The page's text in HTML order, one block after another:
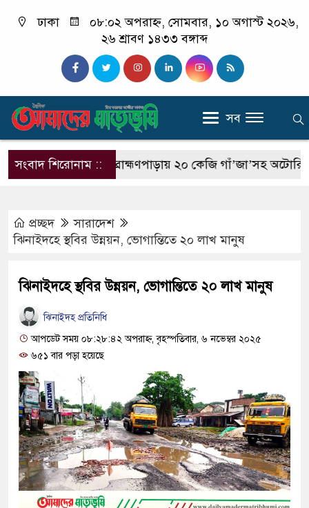
ঢাকা
০৮:০২ অপরাহ্ন, সোমবার, ১০ অগাস্ট ২০২৬,
২৬ শ্রাবণ ১৪৩৩ বঙ্গাব্দ
সব
সংবাদ শিরোনাম ::
রাকিব ব্রাহ্মণপাড়ায় ২০ কেজি গাঁ’জা’সহ অটোরিকশা
প্রচ্ছদ
সারাদেশ
ঝিনাইদহে স্থবির উন্নয়ন, ভোগান্তিতে ২০ লাখ মানুষ
ঝিনাইদহে স্থবির উন্নয়ন, ভোগান্তিতে ২০ লাখ মানুষ
ঝিনাইদহ প্রতিনিধি
আপডেট সময় ০৮:২৮:৪২ অপরাহ্ন, বৃহস্পতিবার, ৬ নভেম্বর ২০২৫
৬৫১ বার পড়া হয়েছে